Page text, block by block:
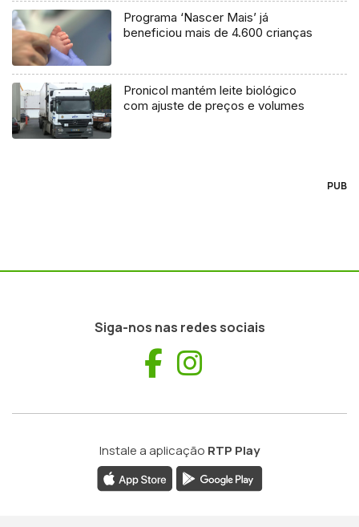
Programa ‘Nascer Mais’ já
beneficiou mais de 4.600 crianças
Pronicol mantém leite biológico
com ajuste de preços e volumes
PUB
Siga-nos nas redes sociais
Facebook
Instale a aplicação RTP Play